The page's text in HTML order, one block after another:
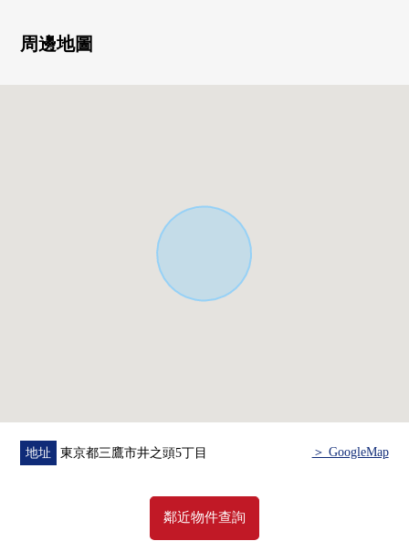
・容積率200%
・丸井吉祥寺商店約800m(步行10分鐘)
■ 在找想要的家方面給予幫助的━━━━━・・・
房屋的詳細、需討論是如感興趣,歡迎請隨時聯繫我們。
周邊地圖
地址 東京都三鷹市井之頭5丁目 ＞ GoogleMap
鄰近物件查詢